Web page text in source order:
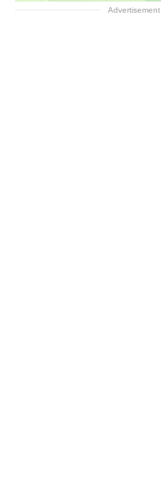
Advertisement